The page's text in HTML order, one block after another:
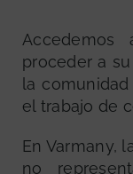
proceder a
la
el trabajo de
En Varmany,
no